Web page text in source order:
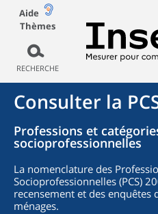
Aide
Thèmes
RECHERCHE
Consulter la
Professions et
socioprofessionnelles
La nomenclature des
Socioprofessionnelles (PCS)
recensement et des enquêtes
ménages.